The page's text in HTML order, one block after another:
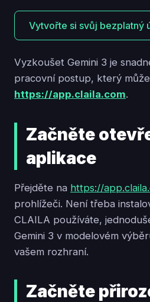
Vytvořte si svůj bezplatný
Vyzkoušet Gemini 3 je
pracovní postup, který
https://app.claila.com.
Začněte
aplikace
Přejděte na https://
prohlížeči. Není třeba
CLAILA používáte,
Gemini 3 v modelovém
vašem rozhraní.
Začněte